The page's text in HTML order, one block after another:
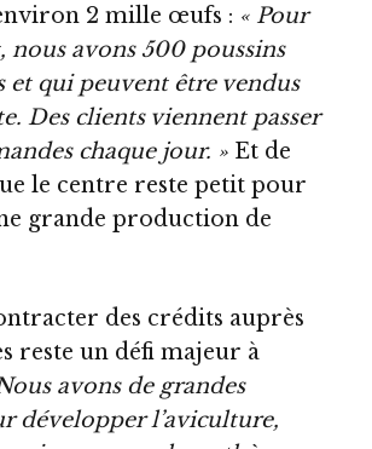
2 mille œufs : « Pour
nous avons 500 poussins
et qui peuvent être vendus
Des clients viennent passer
chaque jour. » Et de
le centre reste petit pour
grande production de
des crédits auprès
reste un défi majeur à
avons de grandes
développer l’aviculture,